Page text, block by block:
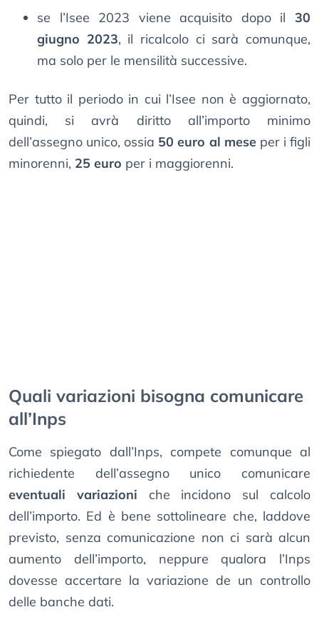
se l’Isee 2023 viene acquisito dopo il 30
giugno 2023, il ricalcolo ci sarà comunque,
ma solo per le mensilità successive.
Per tutto il periodo in cui l’Isee non è aggiornato,
quindi, si avrà diritto all’importo minimo
dell’assegno unico, ossia 50 euro al meseper i figli
minorenni, 25 euro per i maggiorenni.
Quali variazioni bisogna comunicare
all’Inps
Come spiegato dall’Inps, compete comunque al
richiedente dell’assegno unico comunicare
eventuali variazioni che incidono sul calcolo
dell’importo. Ed è bene sottolineare che, laddove
previsto, senza comunicazione non ci sarà alcun
aumento dell’importo, neppure qualora l’Inps
dovesse accertare la variazione de un controllo
delle banche dati.